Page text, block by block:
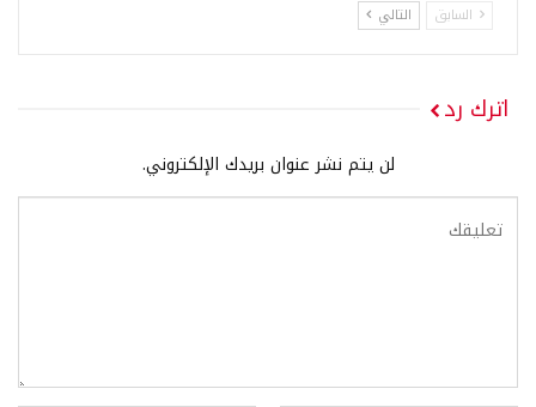
السابق التالي
اترك رد
لن يتم نشر عنوان بريدك الإلكتروني.